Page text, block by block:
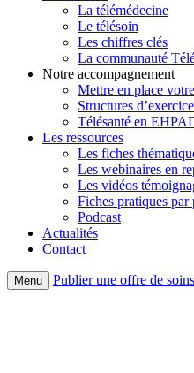
La télémédecine
Le télésoin
Les chiffres clés
La communauté
Notre accompagnement
Mettre en place
Structures
Télésanté en
Les ressources
Les fiches
Les webinaires en
Les vidéos
Fiches pratiques par
Podcast
Actualités
Contact
Menu Publier une offre de soins